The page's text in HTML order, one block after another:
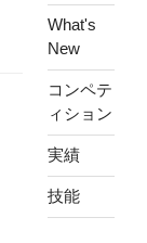
What's
New
コンペテ
ィション
実績
技能